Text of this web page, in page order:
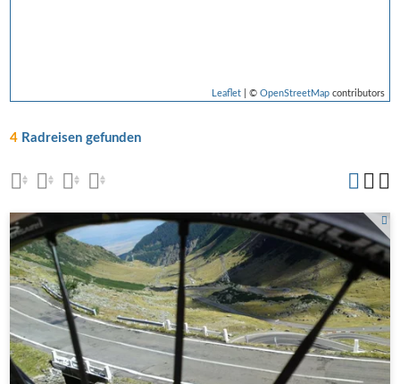
Leaflet| © OpenStreetMapcontributors
4 Radreisen gefunden